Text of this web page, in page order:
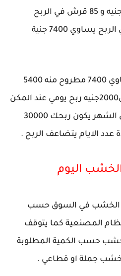
سعر العود في الجمله 2 جنيه و 85 قرش في الربح
اليومي 2600 فيكون صافي الربح يساوي 7400 جنية
صافي الربح في اليوم يساوي 7400 مطروح منه 5400
مصاريف انتاج نحصل على2000جنيه ربح يومي عند المكن
وبيع انتاج 15 يوم فقط في الشهر يكون ربحك 30000
عدد الايام يتضاعف الربح .
اليوم
الخشب في السوق حسب
المصنعية كما يتوقف
حسب الكمية المطلوبة
جملة او قطاعي .